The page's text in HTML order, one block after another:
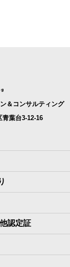
＆コンサルティング
青葉台3-12-16
年保存
年保存
7年保存
備蓄⾷)について
について
認定証